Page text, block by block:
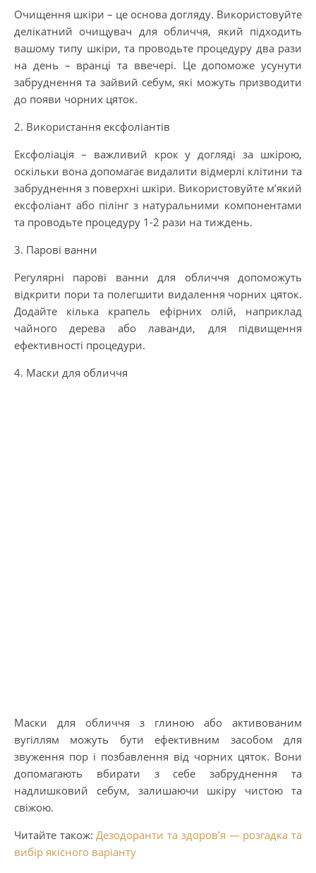
Очищення шкіри – це основа догляду. Використовуйте
делікатний очищувач для обличчя, який підходить
вашому типу шкіри, та проводьте процедуру два рази
на день – вранці та ввечері. Це допоможе усунути
забруднення та зайвий себум, які можуть призводити
до появи чорних цяток.
2. Використання ексфоліантів
Ексфоліація – важливий крок у догляді за шкірою,
оскільки вона допомагає видалити відмерлі клітини та
забруднення з поверхні шкіри. Використовуйте м’який
ексфоліант або пілінг з натуральними компонентами
та проводьте процедуру 1-2 рази на тиждень.
3. Парові ванни
Регулярні парові ванни для обличчя допоможуть
відкрити пори та полегшити видалення чорних цяток.
Додайте кілька крапель ефірних олій, наприклад
чайного дерева або лаванди, для підвищення
ефективності процедури.
4. Маски для обличчя
Маски для обличчя з глиною або активованим
вугіллям можуть бути ефективним засобом для
звуження пор і позбавлення від чорних цяток. Вони
допомагають вбирати з себе забруднення та
надлишковий себум, залишаючи шкіру чистою та
свіжою.
Читайте також: Дезодоранти та здоров’я — розгадка та
вибір якісного варіанту